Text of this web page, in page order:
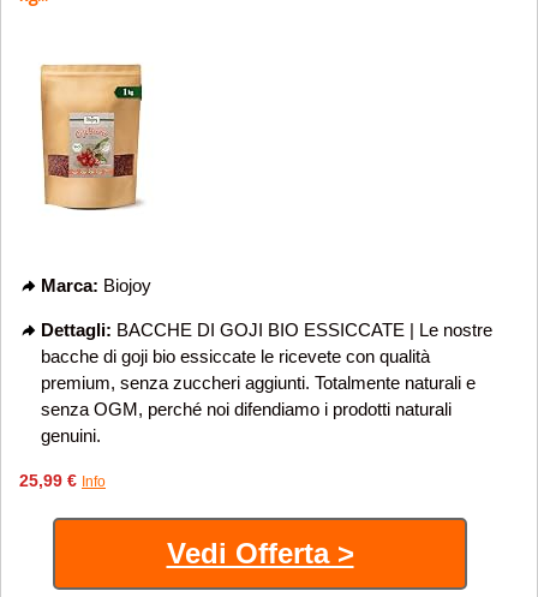
Marca: Biojoy
Dettagli: BACCHE DI GOJI BIO ESSICCATE | Le nostre
bacche di goji bio essiccate le ricevete con qualità
premium, senza zuccheri aggiunti. Totalmente naturali e
senza OGM, perché noi difendiamo i prodotti naturali
genuini.
25,99 € Info
Vedi Offerta >